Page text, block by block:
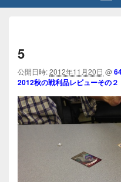
5
公開日時:2012年11月20日 @
2012秋の戦利品レビューその２